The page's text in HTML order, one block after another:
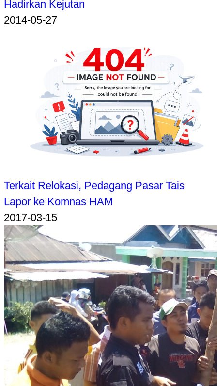
Hadirkan Kejutan
2014-05-27
Terkait Relokasi, Pedagang Pasar Tais
Lapor ke Komnas HAM
2017-03-15